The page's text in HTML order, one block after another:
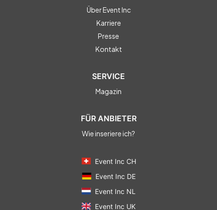
Über Event Inc
Karriere
Presse
Kontakt
SERVICE
Magazin
FÜR ANBIETER
Wie inseriere ich?
Event Inc CH
Event Inc DE
Event Inc NL
Event Inc UK